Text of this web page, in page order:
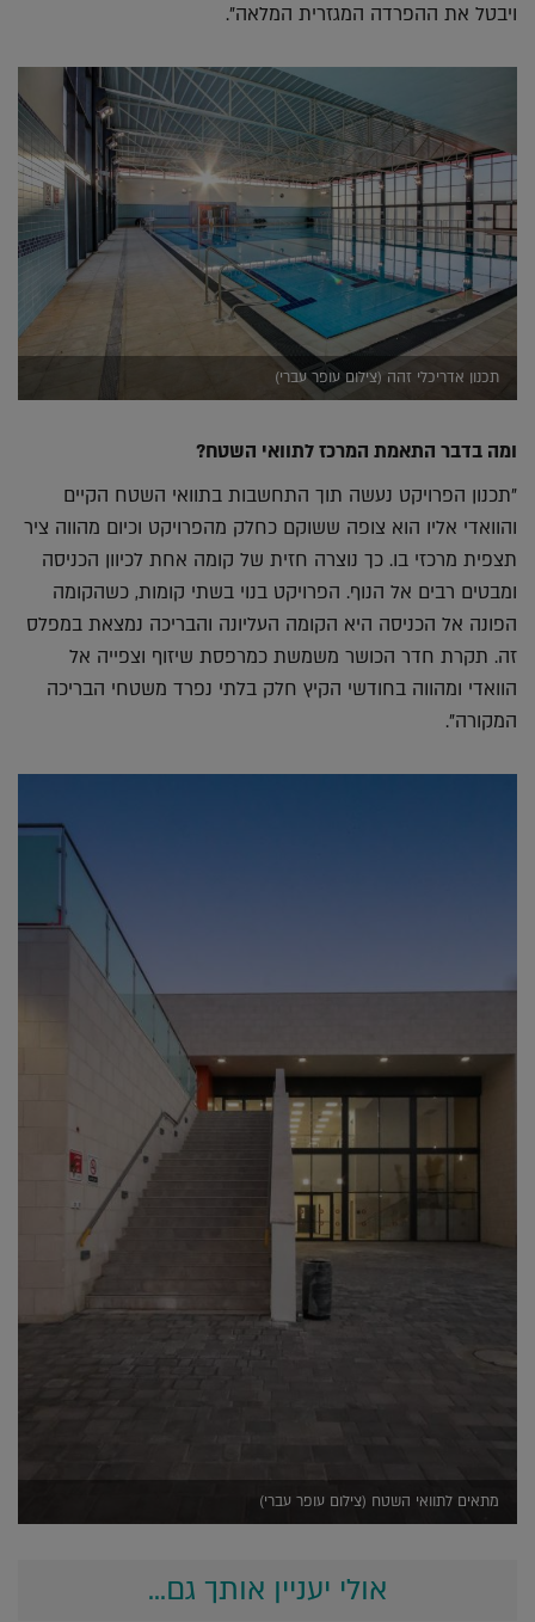
ויבטל את ההפרדה המגזרית המלאה".
תכנון אדריכלי זהה (צילום עופר עברי)
ומה בדבר התאמת המרכז לתוואי השטח?
"תכנון הפרויקט נעשה תוך התחשבות בתוואי השטח הקיים
והוואדי אליו הוא צופה ששוקם כחלק מהפרויקט וכיום מהווה ציר
תצפית מרכזי בו. כך נוצרה חזית של קומה אחת לכיוון הכניסה
ומבטים רבים אל הנוף. הפרויקט בנוי בשתי קומות, כשהקומה
הפונה אל הכניסה היא הקומה העליונה והבריכה נמצאת במפלס
זה. תקרת חדר הכושר משמשת כמרפסת שיזוף וצפייה אל
הוואדי ומהווה בחודשי הקיץ חלק בלתי נפרד משטחי הבריכה
המקורה".
מתאים לתוואי השטח (צילום עופר עברי)
אולי יעניין אותך גם...